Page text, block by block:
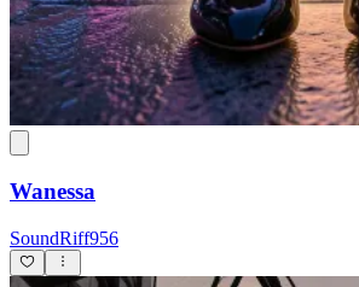
Wanessa
SoundRiff956